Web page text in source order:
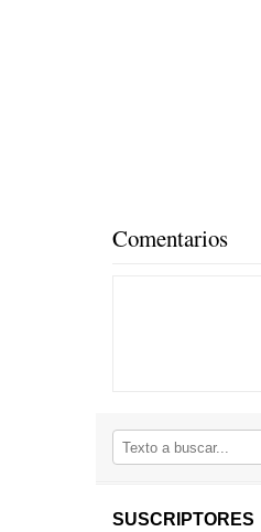
Comentarios
SUSCRIPTORES